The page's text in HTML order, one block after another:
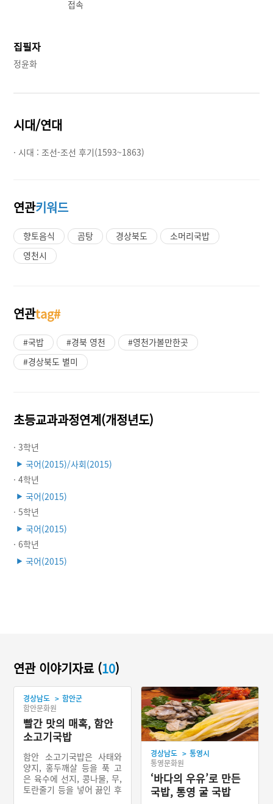
접속
집필자
정윤화
시대/연대
· 시대 :조선-조선 후기(1593~1863)
연관키워드
향토음식 곰탕 경상북도
소머리국밥
영천시
연관tag#
#국밥 #경북 영천
#영천가볼만한곳
#경상북도 별미
초등교과과정연계(개정년도)
· 3학년
▶ 국어(2015)/사회(2015)
· 4학년
▶ 국어(2015)
· 5학년
▶ 국어(2015)
· 6학년
▶ 국어(2015)
연관 이야기자료 (10)
경상남도 > 함안군
함안문화원
빨간 맛의 매혹, 함안
소고기국밥
함안 소고기국밥은 사태와
양지, 홍두깨살 등을 푹 고
은 육수에 선지, 콩나물, 무,
토란줄기 등을 넣어 끓인 후
경상남도 > 통영시
통영문화원
‘바다의 우유’로 만든
국밥, 통영 굴 국밥